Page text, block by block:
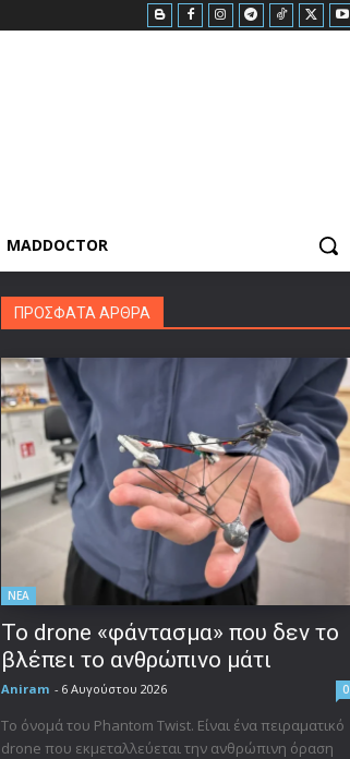
MADDOCTOR
ΠΡΟΣΦΑΤΑ ΑΡΘΡΑ
ΝΕΑ
Το drone «φάντασμα» που δεν το
βλέπει το ανθρώπινο μάτι
Aniram - 6 Αυγούστου 2026 0
Το όνομά του Phantom Twist. Είναι ένα πειραματικό
drone που εκμεταλλεύεται την ανθρώπινη όραση